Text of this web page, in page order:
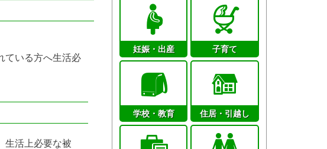
ている方へ生活必
生活上必要な被
妊娠・出産 子育て
学校・教育 住居・引越し